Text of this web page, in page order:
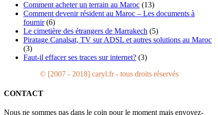
Comment acheter un terrain au Maroc (13)
Comment devenir résident au Maroc – Les documents à
fournir (6)
Le cimetière des étrangers de Marrakech (5)
Piratage Canalsat, TV sur ADSL et autres solutions au Maroc
(3)
Faut-il effacer ses traces sur internet? (3)
© [2007 - 2018] caryl.fr - tous droits réservés
CONTACT
Nous ne sommes pas dans le coin pour le moment mais envoyez-